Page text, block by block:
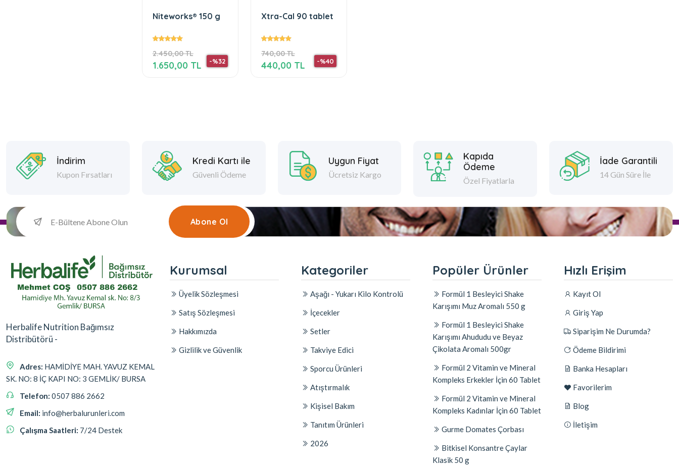
Niteworks® 150 g
2.450,00 TL
-%32
1.650,00 TL
Xtra-Cal 90 tablet
740,00 TL
-%40
440,00 TL
İndirim
Kupon Fırsatları
Kredi Kartı ile
Güvenli Ödeme
Uygun Fiyat
Ücretsiz Kargo
Kapıda
Ödeme
Özel Fiyatlarla
İade Garantili
14 Gün Süre İle
Abone Ol
Herbalife Nutrition Bağımsız
Distribütörü -
Adres: HAMİDİYE MAH. YAVUZ KEMAL
SK. NO: 8 İÇ KAPI NO: 3 GEMLİK/ BURSA
Telefon: 0507 886 2662
Email: info@herbalurunleri.com
Çalışma Saatleri: 7/24 Destek
Kurumsal
Üyelik Sözleşmesi
Satış Sözleşmesi
Hakkımızda
Gizlilik ve Güvenlik
Kategoriler
Aşağı - Yukarı Kilo Kontrolü
İçecekler
Setler
Takviye Edici
Sporcu Ürünleri
Atıştırmalık
Kişisel Bakım
Tanıtım Ürünleri
2026
Popüler Ürünler
Formül 1 Besleyici Shake
Karışımı Muz Aromalı 550 g
Formül 1 Besleyici Shake
Karışımı Ahududu ve Beyaz
Çikolata Aromalı 500gr
Formül 2 Vitamin ve Mineral
Kompleks Erkekler İçin 60 Tablet
Formül 2 Vitamin ve Mineral
Kompleks Kadınlar İçin 60 Tablet
Gurme Domates Çorbası
Bitkisel Konsantre Çaylar
Klasik 50 g
Hızlı Erişim
Kayıt Ol
Giriş Yap
Siparişim Ne Durumda?
Ödeme Bildirimi
Banka Hesapları
Favorilerim
Blog
İletişim